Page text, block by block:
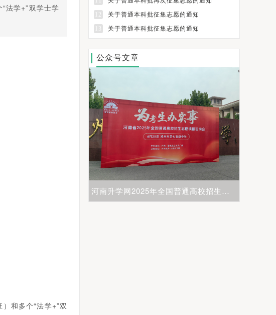
法学+”双学士学
和多个“法学+”双
12
关于普通本科批征集志愿的通知
13
关于普通本科批征集志愿的通知
公众号文章
为考生办实事——河南省2024年全国普通高校招生志愿填报咨询会圆满举行